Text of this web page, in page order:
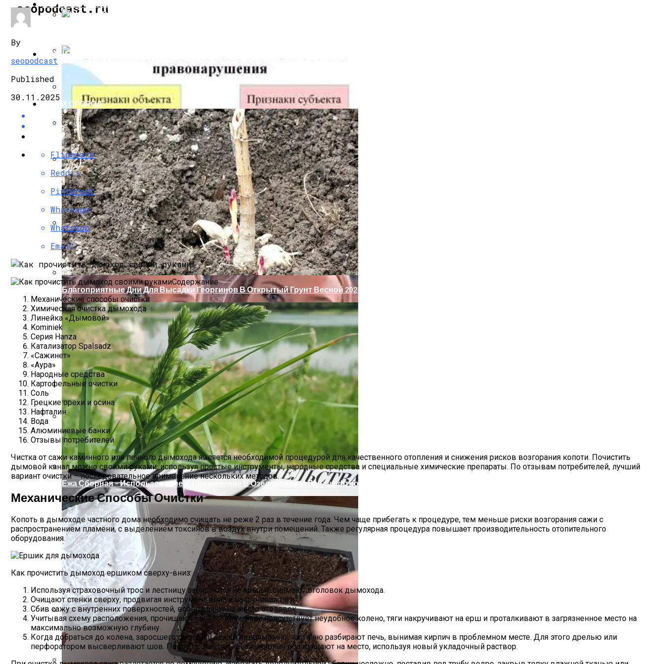
seopodcast.ru
СТРОИТЕЛЬСТВО И РЕМОНТ
Виды Оборудования Для Отопления И Преимущества Биметаллических Радиаторов
Как Выбрать Электрокамин Для Дома
Как Выбрать Межкомнатные Двери: Виды И Советы
Эмаль Для Радиаторов Отопления
БИЗНЕС И ФИНАНСЫ
Нарушения В Области Административного Права: Как Бороться И Как Устранить
5 Мифов О Работе Адвоката По Уголовным Делам
Актуальные Изменения В Административном Законодательстве: Что Изменилось
САД И ОГОРОД
Благоприятные Дни Для Высадки Георгинов В Открытый Грунт Весной 2024 Года
Ежа Сборная – Использование И Применение В Озеленении И Ландшафтном Дизайне
By
seopodcast
Published
30.11.2025
Flipboard
Reddit
Pinterest
Whatsapp
Whatsapp
Email
Содержание
Механические способы очистки
Химическая очистка дымохода
Линейка «Дымовой»
Kominiek
Серия Hanza
Катализатор Spalsadz
«Сажинет»
«Аура»
Народные средства
Картофельные очистки
Соль
Грецкие орехи и осина
Нафталин
Вода
Алюминиевые банки
Отзывы потребителей
Чистка от сажи каминного или печного дымохода является необходимой процедурой для качественного отопления и снижения рисков возгорания копоти. Почистить
дымовой канал можно своими руками, используя простые инструменты, народные средства и специальные химические препараты. По отзывам потребителей, лучший
вариант очистки – последовательное применение нескольких методов.
Механические Способы Очистки
Копоть в дымоходе частного дома необходимо счищать не реже 2 раз в течение года. Чем чаще прибегать к процедуре, тем меньше риски возгорания сажи с
распространением пламени, с выделением токсинов в воздух внутри помещений. Также регулярная процедура повышает производительность отопительного
оборудования.
Как прочистить дымоход ершиком сверху-вниз:
Используя страховочный трос и лестницу забираются на крышу, снимают оголовок дымохода.
Очищают стенки сверху, продвигая инструмент вниз и накручивая тяги.
Сбив сажу с внутренних поверхностей, возвращают на место оголовок.
Учитывая схему расположения, прочищают каналы печи. Если присутствует неудобное колено, тяги накручивают на ерш и проталкивают в загрязненное место на
максимально возможную глубину.
Когда добраться до колена, заросшего смолой и сажей невозможно, частично разбирают печь, вынимая кирпич в проблемном месте. Для этого дрелью или
перфоратором высверливают шов. После прочистки канала кирпич возвращают на место, используя новый укладочный раствор.